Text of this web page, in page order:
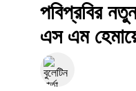
পবিপ্রবির
এস এম